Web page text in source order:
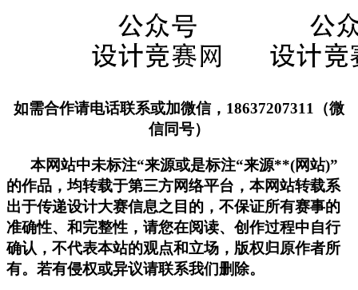
如需合作请电话联系或加微信，18637207311（微
信同号）
本网站中未标注“来源或是标注“来源**(网站)”
的作品，均转载于第三方网络平台，本网站转载系
出于传递设计大赛信息之目的，不保证所有赛事的
准确性、和完整性，请您在阅读、创作过程中自行
确认，不代表本站的观点和立场，版权归原作者所
有。若有侵权或异议请联系我们删除。